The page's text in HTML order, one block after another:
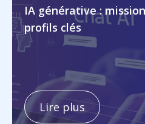
IA générative :
profils clés
Lire plus